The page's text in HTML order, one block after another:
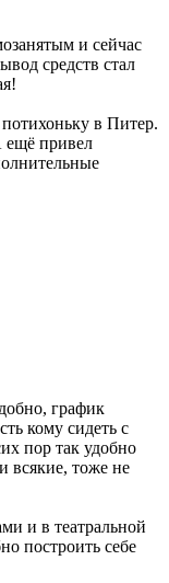
и сейчас
средств стал
в Питер.
ещё привел
график
кому сидеть с
пор так удобно
всякие, тоже не
и в театральной
построить себе